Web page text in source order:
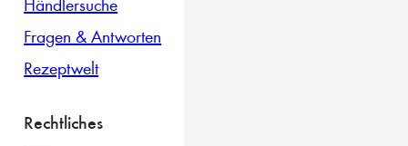
Fragen & Antworten
Rezeptwelt
Rechtliches